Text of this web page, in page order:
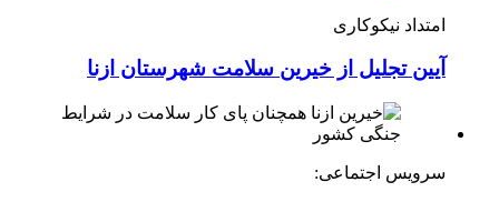
امتداد نیکوکاری
آیین تجلیل از خیرین سلامت شهرستان ازنا
سرویس اجتماعی: